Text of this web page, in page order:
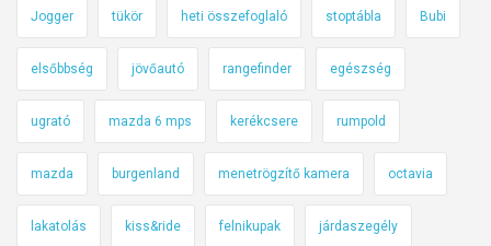
Jogger tükör heti összefoglaló stoptábla Bubi
elsőbbség jövőautó rangefinder egészség
ugrató mazda 6 mps kerékcsere rumpold
mazda burgenland menetrögzítő kamera octavia
lakatolás kiss&ride felnikupak járdaszegély